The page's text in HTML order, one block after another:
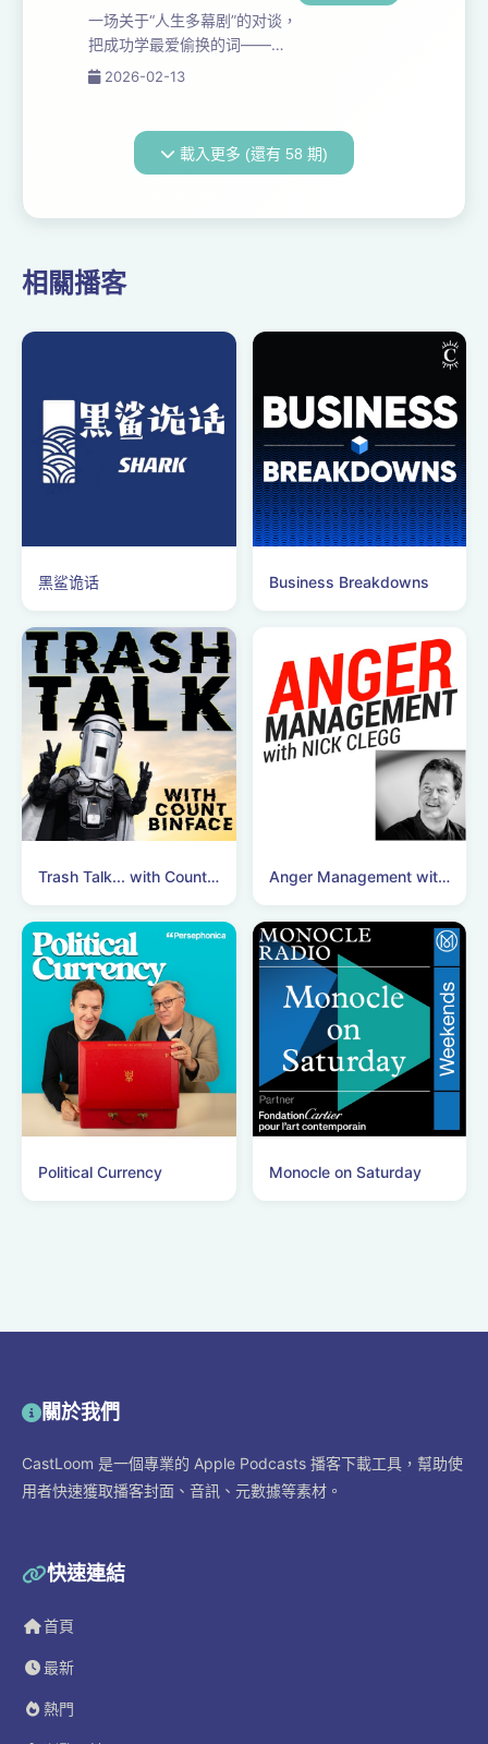
端？当查理在阿尔吉侬坟前放
下一束花，他献祭的究竟是实
验小白鼠，还是曾经迷信智商
一场关于“人生多幕剧”的对谈，
把成功学最爱偷换的词——时
间、经历与意义——重新摆回
化，章小蕙用“接受偶然”与“持
续重新开始”给出一种更轻、更
抽离的视角。 时间轴： 00:38
剧”从鸡汤拉回真实尺度 不靠
2026-02-13
載入更多 (還有 58 期)
相關播客
黑鲨诡话 Business Breakdowns
Trash Talk... with Count Binface Anger Management with Nick Clegg
Political Currency Monocle on Saturday
關於我們
CastLoom 是一個專業的 Apple Podcasts 播客下載工具，幫助使
用者快速獲取播客封面、音訊、元數據等素材。
快速連結
首頁
最新
熱門